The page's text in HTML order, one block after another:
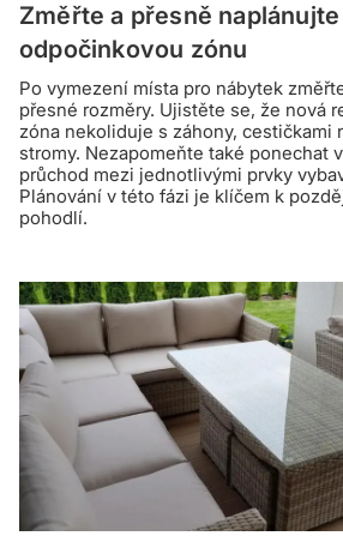
Změřte a přesně naplánujte
odpočinkovou zónu
Po vymezení místa pro nábytek
přesné rozměry. Ujistěte se, že nová
zóna nekoliduje s záhony, cestičkami
stromy. Nezapomeňte také ponechat
průchod mezi jednotlivými prvky
Plánování v této fázi je klíčem k
pohodlí.